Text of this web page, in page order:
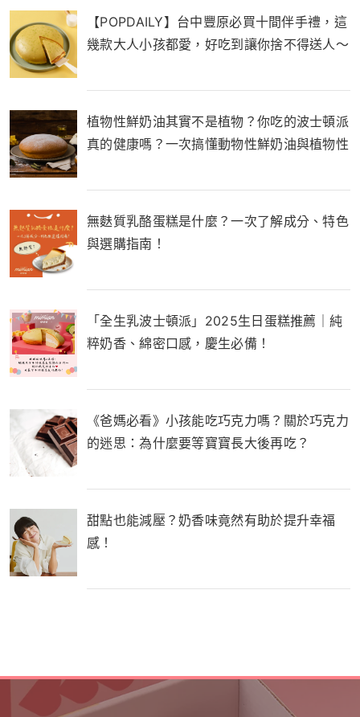
【POPDAILY】台中豐原必買十間伴手禮，這
幾款大人小孩都愛，好吃到讓你捨不得送人～
植物性鮮奶油其實不是植物？你吃的波士頓派
真的健康嗎？一次搞懂動物性鮮奶油與植物性
無麩質乳酪蛋糕是什麼？一次了解成分、特色
與選購指南！
「全生乳波士頓派」2025生日蛋糕推薦｜純
粹奶香、綿密口感，慶生必備！
《爸媽必看》小孩能吃巧克力嗎？關於巧克力
的迷思：為什麼要等寶寶長大後再吃？
甜點也能減壓？奶香味竟然有助於提升幸福
感！